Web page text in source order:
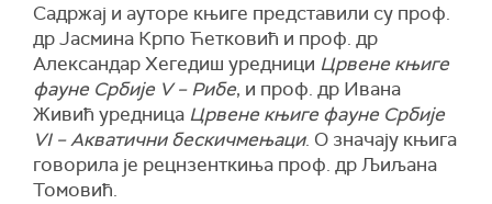
Садржај и ауторе књиге представили су проф.
др Јасмина Крпо Ћетковић и проф. др
Александар Хегедиш уредници Црвене књиге
фауне Србије V – Рибе, и проф. др Ивана
Живић уредница Црвене књиге фауне Србије
VI – Акватични бескичмењаци. О значају књига
говорила је рецнзенткиња проф. др Љиљана
Томовић.